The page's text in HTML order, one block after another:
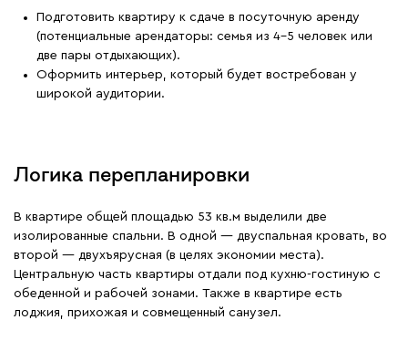
Подготовить квартиру к сдаче в посуточную аренду
(потенциальные арендаторы: семья из 4–5 человек или
две пары отдыхающих).
Оформить интерьер, который будет востребован у
широкой аудитории.
Логика перепланировки
В квартире общей площадью 53 кв.м выделили две
изолированные спальни. В одной — двуспальная кровать, во
второй — двухъярусная (в целях экономии места).
Центральную часть квартиры отдали под кухню-гостиную с
обеденной и рабочей зонами. Также в квартире есть
лоджия, прихожая и совмещенный санузел.